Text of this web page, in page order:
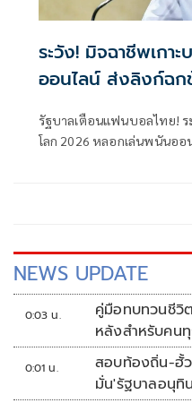
ระวัง! มิจฉาชีพเกา
ออนไลน์ ส่งลิงก์ฉ
รัฐบาลเตือนแฟนบอลไทย!
โลก 2026 หลอกเล่นพนันออ
NEWS UPDATE
0:03 น.
คู่มือทบทวนชีวิ
หลังสำหรับคน
0:01 น.
สอบท้องถิ่น-ฮั้
มั่น'รัฐบาลอนุทิ